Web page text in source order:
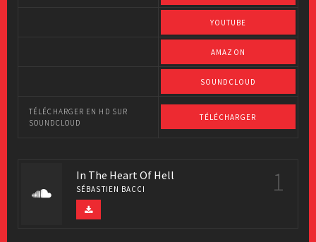
YOUTUBE
AMAZON
SOUNDCLOUD
TÉLÉCHARGER EN HD SUR
SOUNDCLOUD
TÉLÉCHARGER
In The Heart Of Hell
SÉBASTIEN BACCI 1